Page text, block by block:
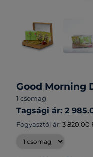
Good Morning
1 csomag
Tagsági ár: 2
Fogyasztói ár: 3 820.00